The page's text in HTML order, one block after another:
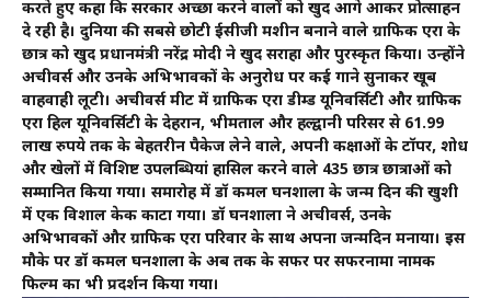
करते हुए कहा कि सरकार अच्छा करने वालों को खुद आगे आकर प्रोत्साहन
दे रही है। दुनिया की सबसे छोटी ईसीजी मशीन बनाने वाले ग्राफिक एरा के
छात्र को खुद प्रधानमंत्री नरेंद्र मोदी ने खुद सराहा और पुरस्कृत किया। उन्होंने
अचीवर्स और उनके अभिभावकों के अनुरोध पर कई गाने सुनाकर खूब
वाहवाही लूटी। अचीवर्स मीट में ग्राफिक एरा डीम्ड यूनिवर्सिटी और ग्राफिक
एरा हिल यूनिवर्सिटी के देहरादून, भीमताल और हल्द्वानी परिसर से 61.99
लाख रुपये तक के बेहतरीन पैकेज लेने वाले, अपनी कक्षाओं के टॉपर, शोध
और खेलों में विशिष्ट उपलब्धियां हासिल करने वाले 435 छात्र छात्राओं को
सम्मानित किया गया। समारोह में डॉ कमल घनशाला के जन्म दिन की खुशी
में एक विशाल केक काटा गया। डॉ घनशाला ने अचीवर्स, उनके
अभिभावकों और ग्राफिक एरा परिवार के साथ अपना जन्मदिन मनाया। इस
मौके पर डॉ कमल घनशाला के अब तक के सफर पर सफरनामा नामक
फिल्म का भी प्रदर्शन किया गया।